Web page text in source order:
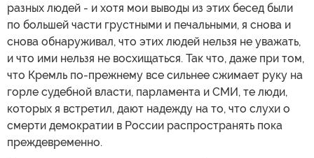
разных людей - и хотя мои выводы из этих бесед были
по большей части грустными и печальными, я снова и
снова обнаруживал, что этих людей нельзя не уважать,
и что ими нельзя не восхищаться. Так что, даже при том,
что Кремль по-прежнему все сильнее сжимает руку на
горле судебной власти, парламента и СМИ, те люди,
которых я встретил, дают надежду на то, что слухи о
смерти демократии в России распространять пока
преждевременно.